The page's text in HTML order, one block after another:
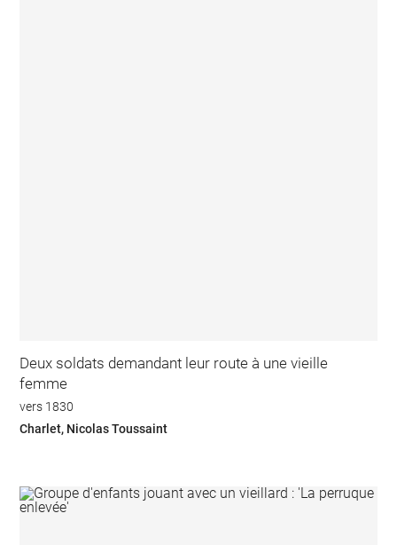
Deux soldats demandant leur route à une vieille
femme
vers 1830
Charlet, Nicolas Toussaint